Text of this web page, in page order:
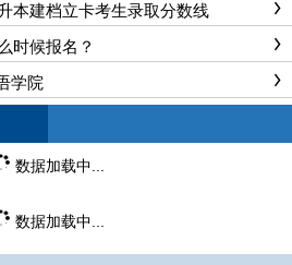
本建档立卡考生录取分数线
时候报名？
学院
数据加载中...
数据加载中...